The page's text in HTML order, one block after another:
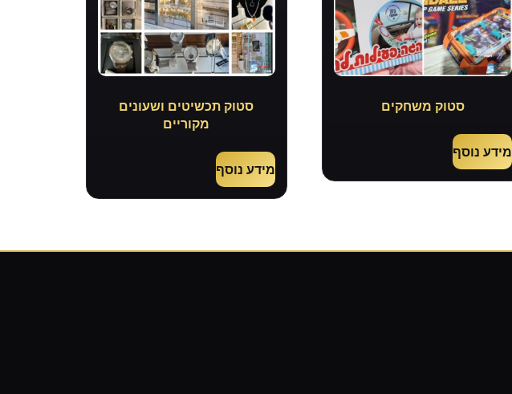
סטוק משחקים
מידע נוסף
סטוק תכשיטים ושעונים
מקוריים
מידע נוסף